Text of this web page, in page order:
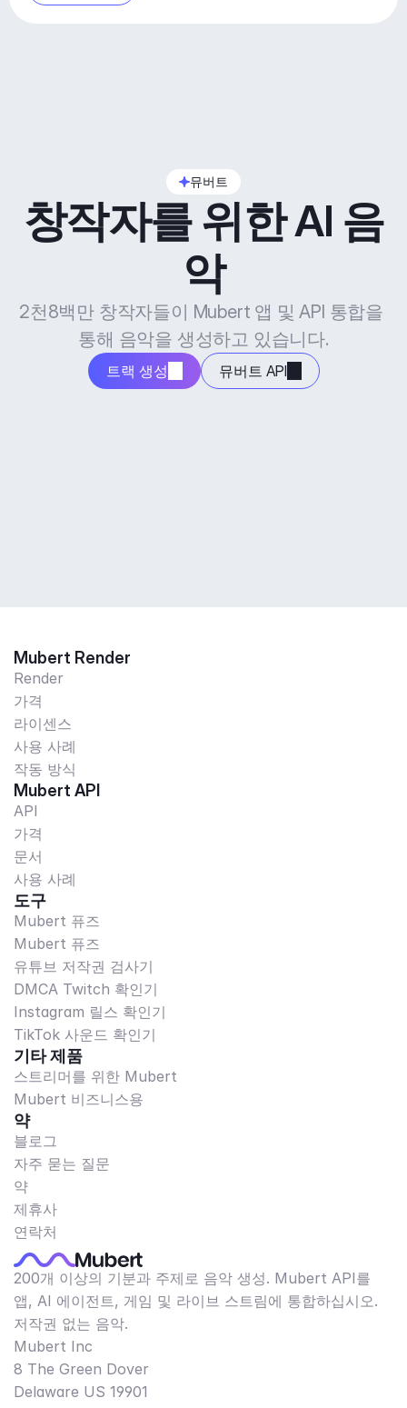
뮤버트
창작자를 위한 AI 음
악
2천8백만 창작자들이 Mubert 앱 및 API 통합을
통해 음악을 생성하고 있습니다.
트랙 생성 뮤버트 API
Mubert Render
Render
가격
라이센스
사용 사례
작동 방식
Mubert API
API
가격
문서
사용 사례
도구
Mubert 퓨즈
Mubert 퓨즈
유튜브 저작권 검사기
DMCA Twitch 확인기
Instagram 릴스 확인기
TikTok 사운드 확인기
기타 제품
스트리머를 위한 Mubert
Mubert 비즈니스용
약
블로그
자주 묻는 질문
약
제휴사
연락처
200개 이상의 기분과 주제로 음악 생성. Mubert API를
앱, AI 에이전트, 게임 및 라이브 스트림에 통합하십시오.
저작권 없는 음악.
Mubert Inc
8 The Green Dover
Delaware US 19901​